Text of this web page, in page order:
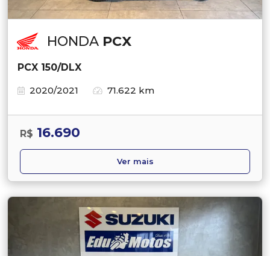
HONDA PCX
PCX 150/DLX
2020/2021
71.622 km
R$ 16.690
Ver mais